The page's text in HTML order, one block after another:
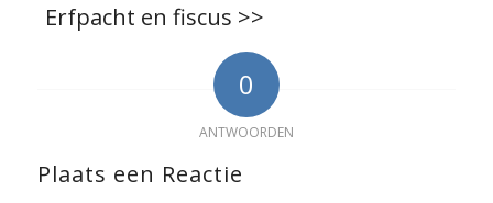
Erfpacht en fiscus >>
0
ANTWOORDEN
Plaats een Reactie